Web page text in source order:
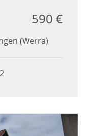
(Werra)
590 €
2